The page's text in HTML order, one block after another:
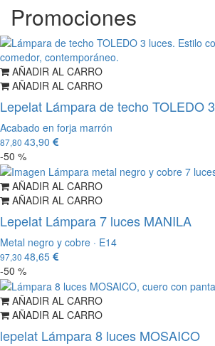
Promociones
AÑADIR AL CARRO
AÑADIR AL CARRO
Lepelat Lámpara de techo TOLEDO 3
Acabado en forja marrón
87,80 43,90
-50 %
AÑADIR AL CARRO
AÑADIR AL CARRO
Lepelat Lámpara 7 luces MANILA
Metal negro y cobre · E14
97,30 48,65
-50 %
AÑADIR AL CARRO
AÑADIR AL CARRO
lepelat Lámpara 8 luces MOSAICO